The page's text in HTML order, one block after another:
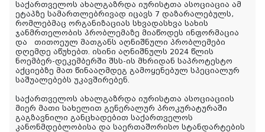
საქართველოს ახალგაზრდა იურისტთა ასოციაცია ამ
ეტაპზე სამართლებრივად იცავს 7 დაზარალებულს,
რომლებმაც ორგანიზაციას სხვადასხვა სახის
ჯანმრთელობის პრობლემაზე მიაწოდეს ინფორმაცია
და თითოეულ მათგანს აღნიშნული პრობლემები
დღემდე აწუხებთ. ისინი აღნიშნულს 2024 წლის
ნოემბერ-დეკემბერში შსს-ის მხრიდან საპროტესტო
აქციებზე მათ წინააღმდეგ გამოყენებულ სპეციალურ
საშუალებებს უკავშირებენ.
საქართველოს ახალგაზრდა იურისტთა ასოციაციის
მიერ მათი სახელით გენერალურ პროკურატურაში
გაგზავნილი განცხადებით საქართველოს
კანონმდებლობისა და საერთაშორისო სტანდარტების